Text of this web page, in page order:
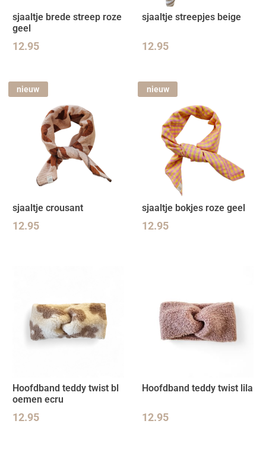
sjaaltje brede streep roze
geel
12.95
sjaaltje streepjes beige
12.95
nieuw
sjaaltje crousant
12.95
nieuw
sjaaltje bokjes roze geel
12.95
Hoofdband teddy twist bl
oemen ecru
12.95
Hoofdband teddy twist lila
12.95